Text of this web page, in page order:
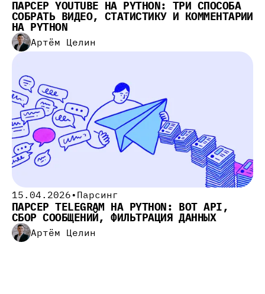
ПАРСЕР YOUTUBE НА PYTHON: ТРИ СПОСОБА
СОБРАТЬ ВИДЕО, СТАТИСТИКУ И КОММЕНТАРИИ
НА PYTHON
Артём Целин
15.04.2026• Парсинг
ПАРСЕР TELEGRAM НА PYTHON: BOT API,
СБОР СООБЩЕНИЙ, ФИЛЬТРАЦИЯ ДАННЫХ
Артём Целин